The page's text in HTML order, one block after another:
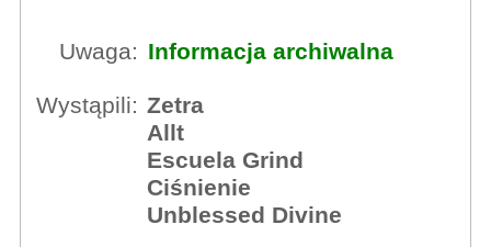
Uwaga: Informacja archiwalna
Wystąpili: Zetra
Allt
Escuela Grind
Ciśnienie
Unblessed Divine